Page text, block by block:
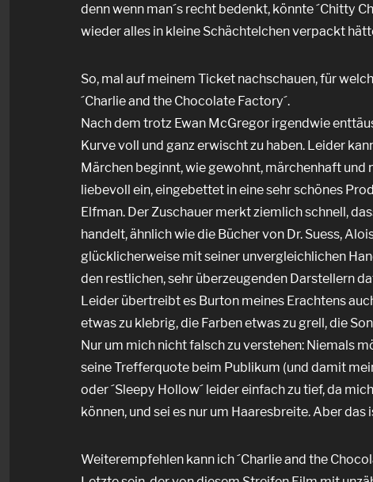
denn wenn man´s recht bedenkt, könnte ´Chitty
wieder alles in kleine Schächtelchen verpackt
So, mal auf meinem Ticket nachschauen, für
´Charlie and the Chocolate Factory´.
Nach dem trotz Ewan McGregor irgendwie
Kurve voll und ganz erwischt zu haben. Leider
Märchen beginnt, wie gewohnt, märchenhaft
liebevoll ein, eingebettet in eine sehr schönes
Elfman. Der Zuschauer merkt ziemlich schnell,
handelt, ähnlich wie die Bücher von Dr. Suess,
glücklicherweise mit seiner unvergleichlichen
den restlichen, sehr überzeugenden Darstellern
Leider übertreibt es Burton meines Erachtens
etwas zu klebrig, die Farben etwas zu grell, die
Nur um mich nicht falsch zu verstehen: Niemals
seine Trefferquote beim Publikum (und damit
oder ´Sleepy Hollow´ leider einfach zu tief, da
können, und sei es nur um Haaresbreite. Aber
Weiterempfehlen kann ich ´Charlie and the